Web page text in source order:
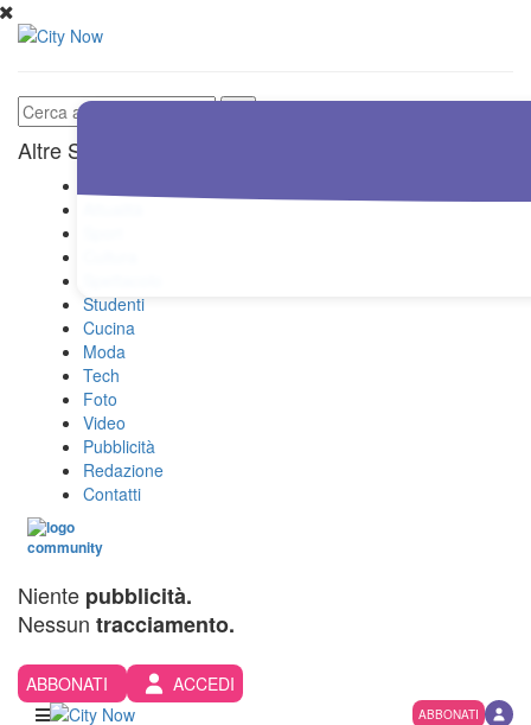
Altre Sezioni
Studenti
Cucina
Moda
Tech
Foto
Video
Pubblicità
Redazione
Contatti
Niente pubblicità.
Nessun tracciamento.
ABBONATI ACCEDI
ABBONATI